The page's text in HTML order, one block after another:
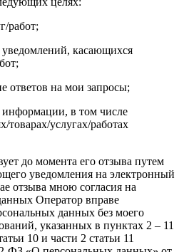
работ;
касающихся
ответов на мои запросы;
информации, в том числе
товарах/услугах/работах
до момента его отзыва путем
уведомления на электронный
отзыва мною согласия на
Оператор вправе
данных без моего
указанных в пунктах 2 – 11
10 и части 2 статьи 11